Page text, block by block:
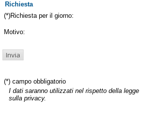
Richiesta
(*)Richiesta per il giorno:
Motivo:
(*) campo obbligatorio
I dati saranno utilizzati nel rispetto della legge
sulla privacy.